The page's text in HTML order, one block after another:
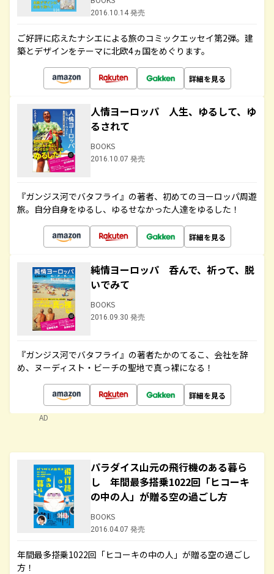
2016.10.14 発売
ご好評に応えたナシエによる旅のコミックエッセイ第2弾。建
築とデザインをテーマに北欧4ヵ国をめぐります。
詳細を見る
人情ヨーロッパ 人生、ゆるして、ゆ
るされて
BOOKS
2016.10.07 発売
『ガンジス河でバタフライ』の著者、初めてのヨーロッパ周遊
旅。自分自身をゆるし、ゆるせなかった人達をゆるした！
詳細を見る
純情ヨーロッパ 呑んで、祈って、脱
いでみて
BOOKS
2016.09.30 発売
『ガンジス河でバタフライ』の著者たかのてるこ、会社を辞
め、ヌーディスト・ビーチの聖地で真っ裸になる！
詳細を見る
AD
パラダイス山元の飛行機のある暮ら
し 年間最多搭乗1022回「ヒコーキ
の中の人」が贈る空の過ごし方
BOOKS
2016.04.07 発売
年間最多搭乗1022回「ヒコーキの中の人」が贈る空の過ごし
方！